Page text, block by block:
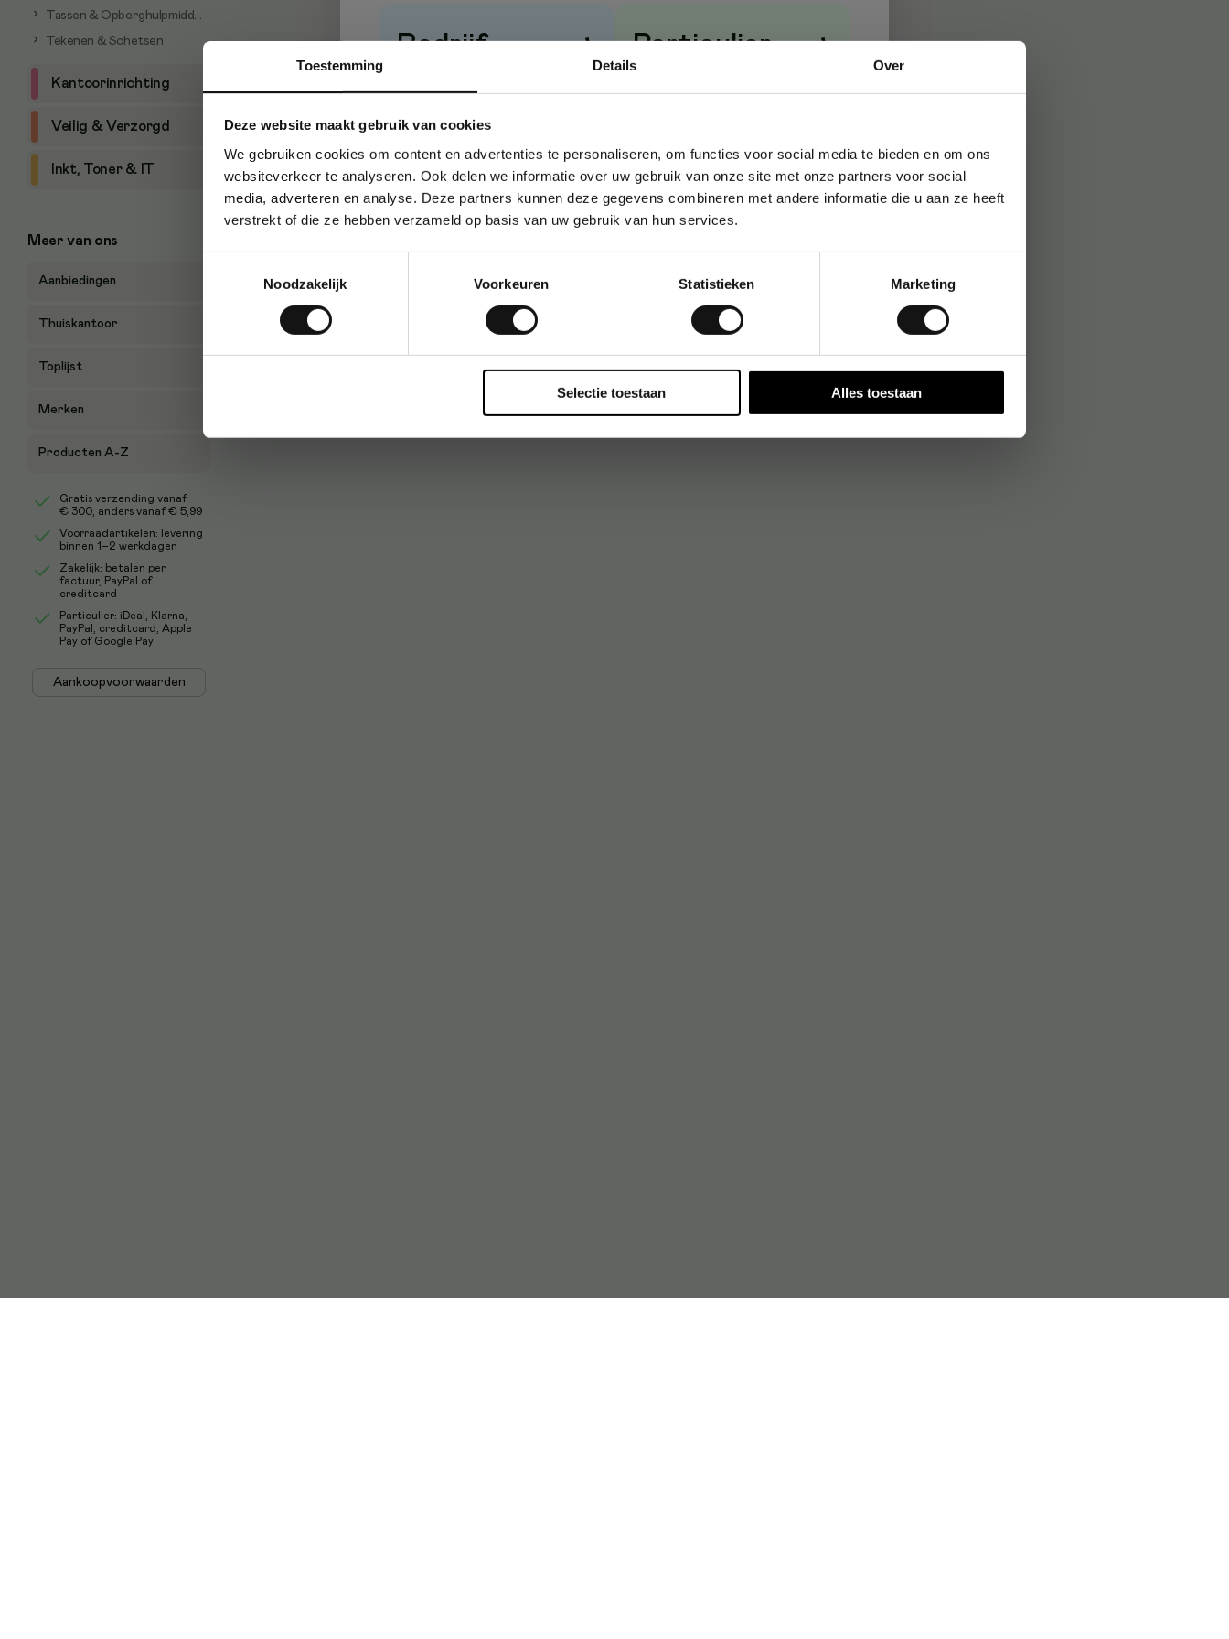
Toestemming Details Over
Deze website maakt gebruik van cookies
We gebruiken cookies om content en advertenties te personaliseren, om functies voor social media te bieden en om ons
websiteverkeer te analyseren. Ook delen we informatie over uw gebruik van onze site met onze partners voor social
media, adverteren en analyse. Deze partners kunnen deze gegevens combineren met andere informatie die u aan ze heeft
verstrekt of die ze hebben verzameld op basis van uw gebruik van hun services.
Noodzakelijk
Voorkeuren Statistieken Marketing
Selectie toestaan Alles toestaan
Tassen & Opberghulpmiddelen
Tekenen & Schetsen
Kantoorinrichting
Veilig & Verzorgd
Inkt, Toner & IT
Meer van ons
Aanbiedingen
Thuiskantoor
Toplijst
Merken
Producten A-Z
Gratis verzending vanaf
€ 300 , anders vanaf € 5,99
Voorraadartikelen: levering
binnen 1–2 werkdagen
Zakelijk: betalen per
factuur, PayPal of
creditcard
Particulier: iDeal, Klarna,
PayPal, creditcard, Apple
Pay of Google Pay
Aankoopvoorwaarden
Bedrijf → Particulier →